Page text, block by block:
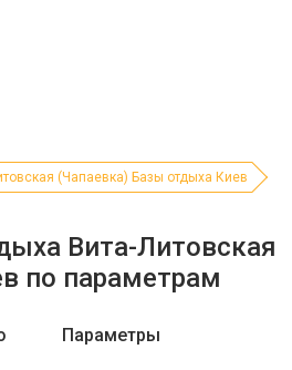
(Чапаевка) Базы отдыха Киев
Вита-Литовская
по параметрам
Параметры